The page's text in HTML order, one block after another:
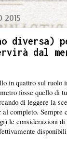
2015
diversa)
dal
in quattro sul ruolo
fosse quello di
di leggere la
completo. Sempre
le considerazioni